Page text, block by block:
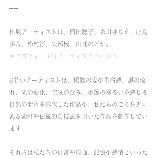
──
出展アーティストは、稲田聡子、糸川ゆりえ、庄島
歩音、松村淳、矢部桜、山浦のどか。
＊プロフィールはアーティストページへ
6名のアーティストは、植物の姿や生命感、風の流
れ、光の変化、空気の含み、季節の移ろいを感じる
自然の断片を内包した作品や、私たちのごく身近に
ある素材や伝統的な技法を用いた作品を制作してい
ます。
それらは私たちの日常や内面、記憶や感情といった